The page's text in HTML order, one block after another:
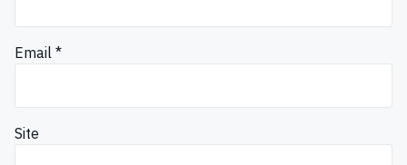
Email *
Site